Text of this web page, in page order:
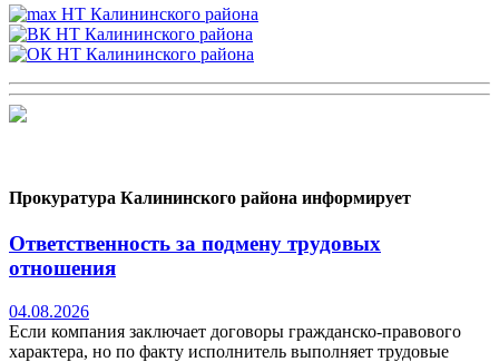
Прокуратура Калининского района информирует
Ответственность за подмену трудовых
отношения
04.08.2026
Если компания заключает договоры гражданско-правового
характера, но по факту исполнитель выполняет трудовые